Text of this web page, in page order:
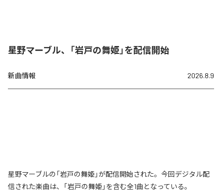
星野マーブル、「岩戸の舞姫」を配信開始
新曲情報 2026.8.9
星野マーブルの「岩戸の舞姫」が配信開始された。今回デジタル配
信された楽曲は、「岩戸の舞姫」を含む全1曲となっている。